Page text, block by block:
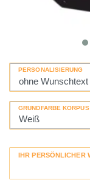
PERSONALISIERUNG
GRUNDFARBE KORPUS
IHR